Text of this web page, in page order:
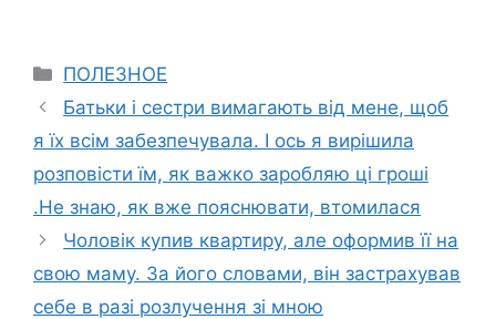
Categories
ПОЛЕЗНОЕ
Батьки і сестри вимагають від мене, щоб
я їх всім забезпечувала. І ось я вирішила
розповісти їм, як важко заробляю ці гроші
.Не знаю, як вже пояснювати, втомилася
Чоловік купив квартиру, але оформив її на
свою маму. За його словами, він застрахував
себе в разі розлучення зі мною